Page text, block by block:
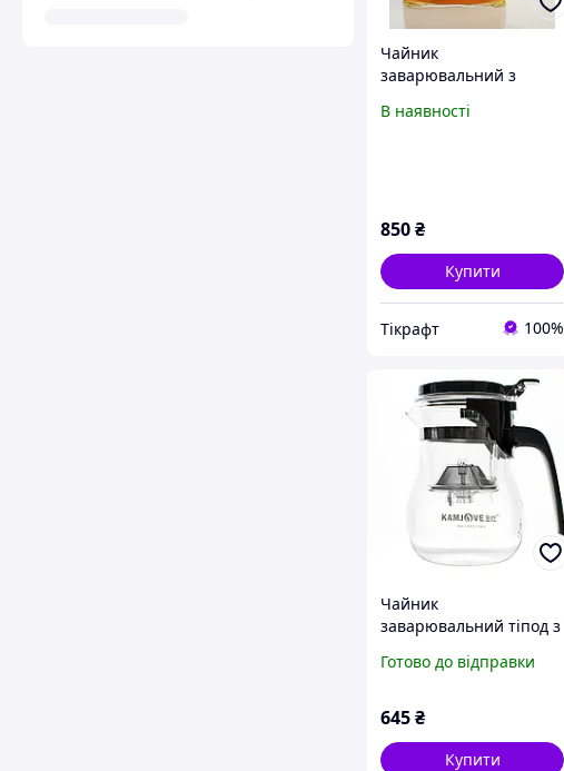
Чайник
заварювальний з
фіксацією кнопки,
В наявності
850₴
Купити
Тікрафт 100%
Чайник
заварювальний тіпод з
K-203 600 мл
Готово до відправки
645₴
Купити